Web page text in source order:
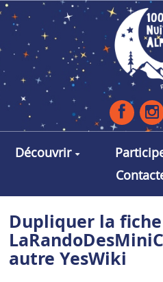
Aller au contenu principal
Découvrir
Dupliquer la fiche
autre YesWiki